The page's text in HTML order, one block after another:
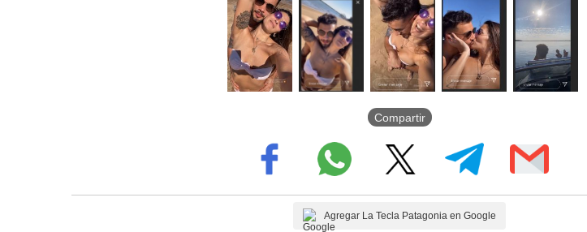
Compartir
Agregar La Tecla Patagonia en Google